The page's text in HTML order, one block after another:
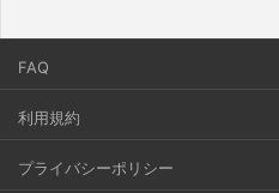
FAQ
利用規約
プライバシーポリシー